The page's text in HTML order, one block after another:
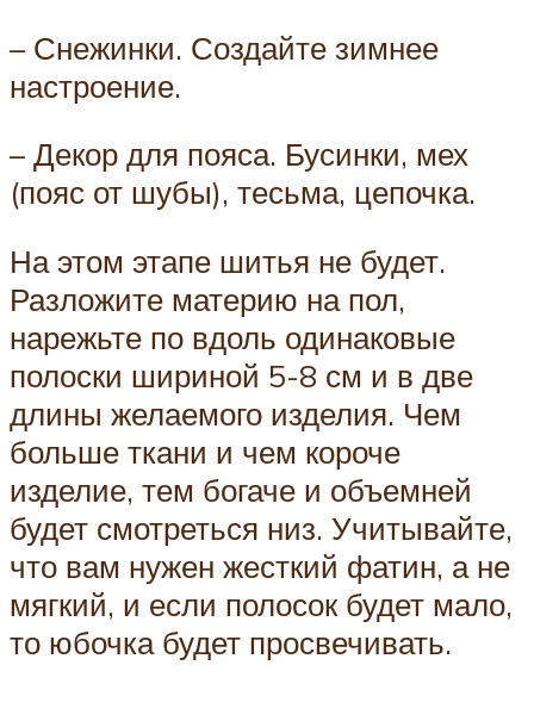
– Снежинки. Создайте зимнее
настроение.
– Декор для пояса. Бусинки, мех
(пояс от шубы), тесьма, цепочка.
На этом этапе шитья не будет.
Разложите материю на пол,
нарежьте по вдоль одинаковые
полоски шириной 5-8 см и в две
длины желаемого изделия. Чем
больше ткани и чем короче
изделие, тем богаче и объемней
будет смотреться низ. Учитывайте,
что вам нужен жесткий фатин, а не
мягкий, и если полосок будет мало,
то юбочка будет просвечивать.